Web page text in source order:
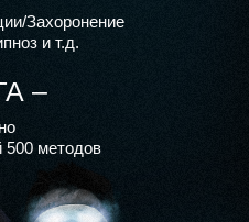
–
500 методов
Захоронение
и т.д.